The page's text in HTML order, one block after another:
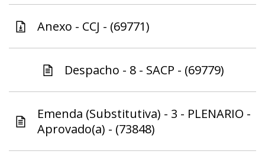
Anexo - CCJ - (69771)
Despacho - 8 - SACP - (69779)
Emenda (Substitutiva) - 3 - PLENARIO -
Aprovado(a) - (73848)